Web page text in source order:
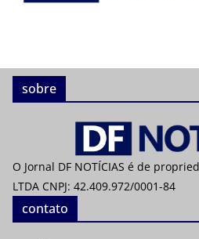
sobre
O Jornal DF NOTÍCIAS é de
LTDA CNPJ: 42.409.972/0001-84
contato